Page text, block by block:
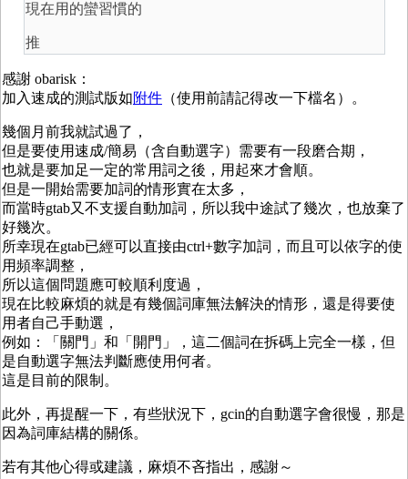
現在用的蠻習慣的
推
感謝 obarisk：
加入速成的測試版如附件 （使用前請記得改一下檔名）。
幾個月前我就試過了，
但是要使用速成/簡易（含自動選字）需要有一段磨合期，
也就是要加足一定的常用詞之後，用起來才會順。
但是一開始需要加詞的情形實在太多，
而當時gtab又不支援自動加詞，所以我中途試了幾次，也放棄了
好幾次。
所幸現在gtab已經可以直接由ctrl+數字加詞，而且可以依字的使
用頻率調整，
所以這個問題應可較順利度過，
現在比較麻煩的就是有幾個詞庫無法解決的情形，還是得要使
用者自己手動選，
例如：「關門」和「開門」，這二個詞在拆碼上完全一樣，但
是自動選字無法判斷應使用何者。
這是目前的限制。
此外，再提醒一下，有些狀況下，gcin的自動選字會很慢，那是
因為詞庫結構的關係。
若有其他心得或建議，麻煩不吝指出，感謝～